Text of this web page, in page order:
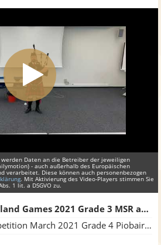
Daten an die Betreiber der jeweiligen
- auch außerhalb des Europäischen
verarbeitet. Diese können auch personenbezogen
. Mit Aktivierung des Video-Players stimmen Sie
1 lit. a DSGVO zu.
Grade 3 MSR and Jig - Matthias Kühn, Switzerland
March 2021 Grade 4 Piobaireached Urlar